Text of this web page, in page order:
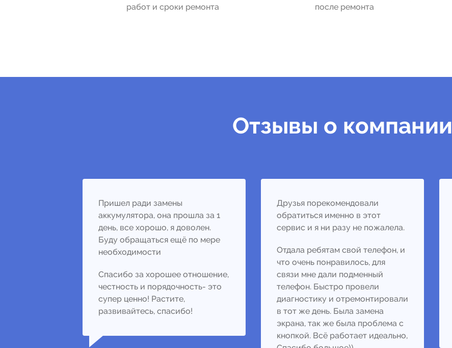
работ и сроки ремонта
после ремонта
Отзывы о компании
Пришел ради замены
аккумулятора, она прошла за 1
день, все хорошо, я доволен.
Буду обращаться ещё по мере
необходимости
Спасибо за хорошее отношение,
честность и порядочность- это
супер ценно! Растите,
развивайтесь, спасибо!
Друзья порекомендовали
обратиться именно в этот
сервис и я ни разу не пожалела.
Отдала ребятам свой телефон, и
что очень понравилось, для
связи мне дали подменный
телефон. Быстро провели
диагностику и отремонтировали
в тот же день. Была замена
экрана, так же была проблема с
кнопкой. Всё работает идеально,